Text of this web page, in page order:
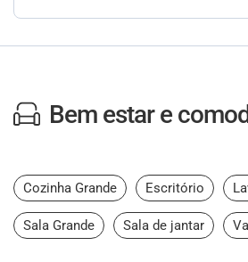
Bem estar e
Cozinha Grande Escritório
Sala Grande Sala de jantar